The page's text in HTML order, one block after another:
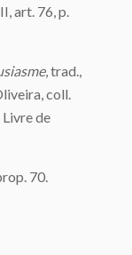
art. 76, p.
, trad.,
coll.
Livre de
70.